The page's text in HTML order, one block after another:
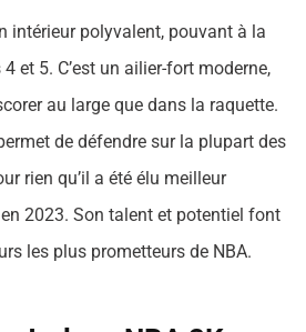
intérieur polyvalent, pouvant à la
et 5. C’est un ailier-fort moderne,
au large que dans la raquette.
de défendre sur la plupart des
rien qu’il a été élu meilleur
2023. Son talent et potentiel font
les plus prometteurs de NBA.